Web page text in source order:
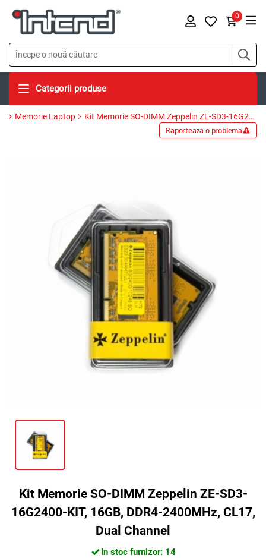
0
Categorii produse
Memorie Laptop Kit Memorie SO-DIMM Zeppelin ZE-SD3-16G2400-KIT, 16GB, DDR4-2400MHz, CL17, Dual Channel
Raporteaza o problema
Kit Memorie SO-DIMM Zeppelin ZE-SD3-
16G2400-KIT, 16GB, DDR4-2400MHz, CL17,
Dual Channel
In stoc furnizor: 14